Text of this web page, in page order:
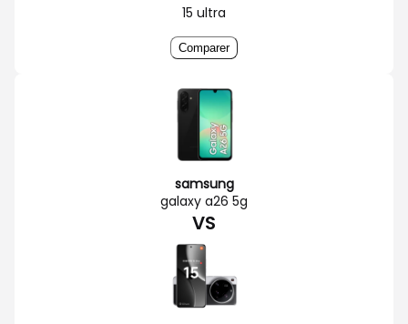
15 ultra
Comparer
samsung
galaxy a26 5g
VS